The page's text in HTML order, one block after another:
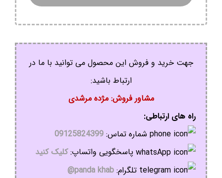
جهت خرید و فروش این محصول می توانید با ما در
ارتباط باشید:
مشاور فروش: مژده مرشدی
راه های ارتباطی:
شماره تماس: 09125824399
پاسخگویی واتساپ:کلیک کنید
تلگرام: panda khab@